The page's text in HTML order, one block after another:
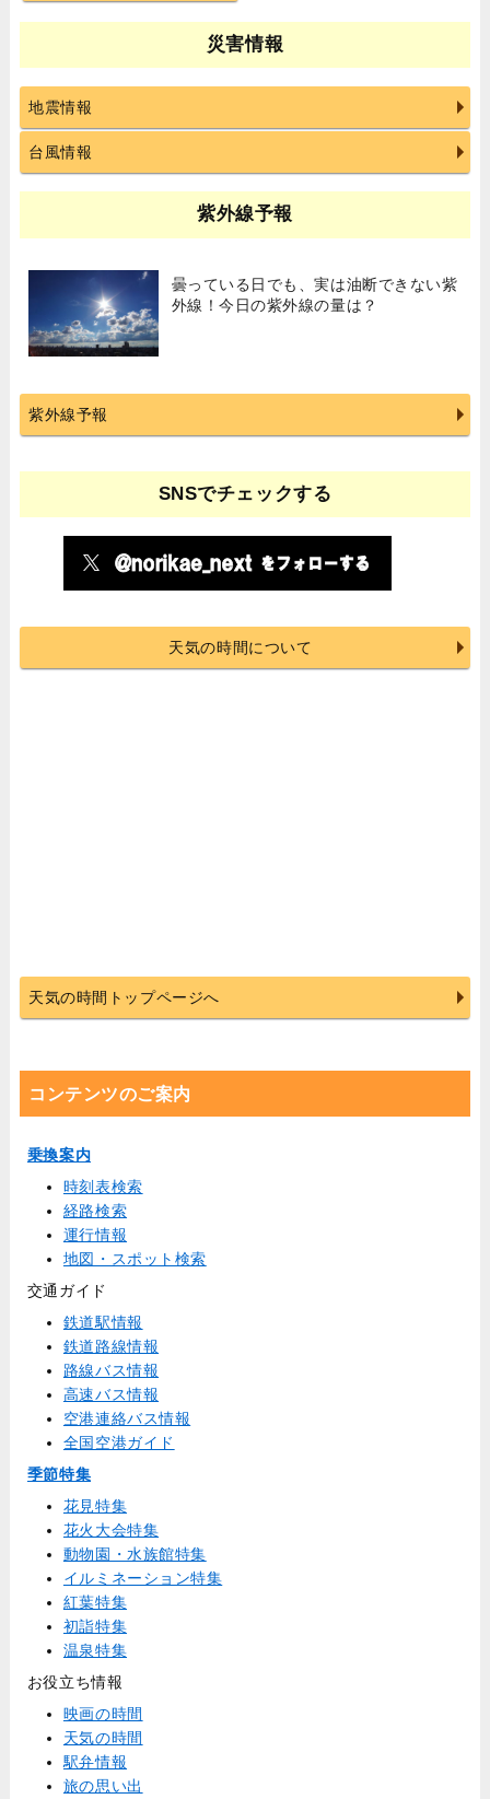
災害情報
地震情報
台風情報
紫外線予報
曇っている日でも、実は油断できない紫
外線！今日の紫外線の量は？
紫外線予報
SNSでチェックする
天気の時間について
天気の時間トップページへ
コンテンツのご案内
乗換案内
時刻表検索
経路検索
運行情報
地図・スポット検索
交通ガイド
鉄道駅情報
鉄道路線情報
路線バス情報
高速バス情報
空港連絡バス情報
全国空港ガイド
季節特集
花見特集
花火大会特集
動物園・水族館特集
イルミネーション特集
紅葉特集
初詣特集
温泉特集
お役立ち情報
映画の時間
天気の時間
駅弁情報
旅の思い出